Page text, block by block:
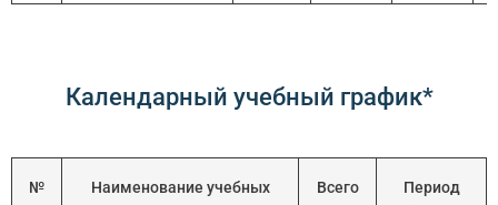
Календарный учебный график*
№
Наименование учебных
Всего
Период